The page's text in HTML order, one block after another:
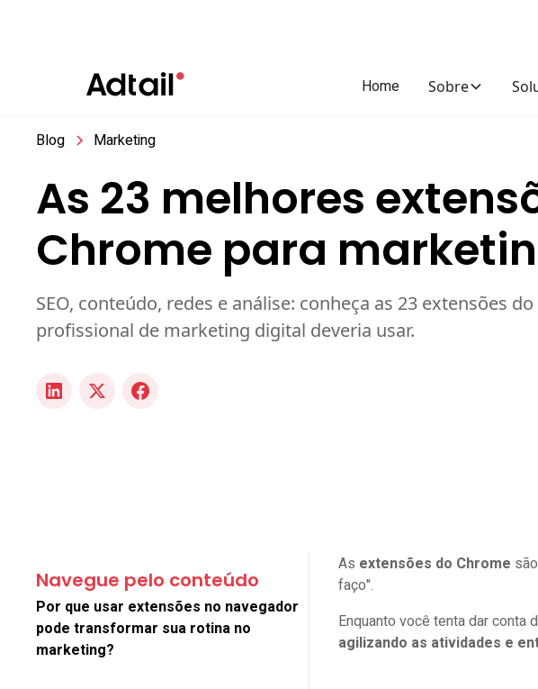
Home Sobre
Blog Marketing
As 23 melhores
Chrome para
SEO, conteúdo, redes e análise: conheça as 23 extensões
profissional de marketing digital deveria usar.
Navegue pelo conteúdo
Por que usar extensões no navegador
pode transformar sua rotina no
marketing?
As extensões do Chrome
faço".
Enquanto você tenta dar conta
agilizando as atividades e